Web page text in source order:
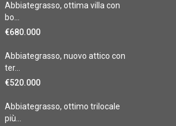
Abbiategrasso, ottima villa con
bo...
€680.000
Abbiategrasso, nuovo attico con
ter...
€520.000
Abbiategrasso, ottimo trilocale
più...